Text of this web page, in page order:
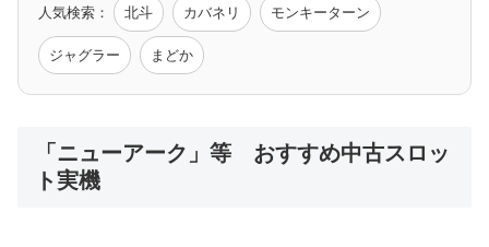
モンハン バイオ ペルソナ
値下げ台
人気検索： 北斗 カバネリ モンキーターン
ジャグラー まどか
「ニューアーク」等 おすすめ中古スロッ
ト実機